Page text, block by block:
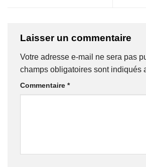
Laisser un commentaire
Votre adresse e-mail ne sera pas
champs obligatoires sont indiqués
Commentaire *